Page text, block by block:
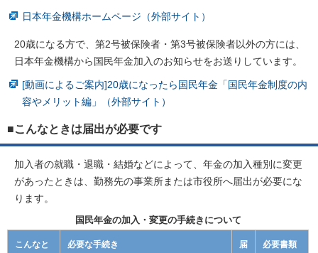
日本年金機構ホームページ（外部サイト）
20歳になる方で、第2号被保険者・第3号被保険者以外の方には、
日本年金機構から国民年金加入のお知らせをお送りしています。
[動画によるご案内]20歳になったら国民年金「国民年金制度の内
容やメリット編」（外部サイト）
■こんなときは届出が必要です
加入者の就職・退職・結婚などによって、年金の加入種別に変更
があったときは、勤務先の事業所または市役所へ届出が必要にな
ります。
国民年金の加入・変更の手続きについて
こんなと
必要な手続き
届
必要書類